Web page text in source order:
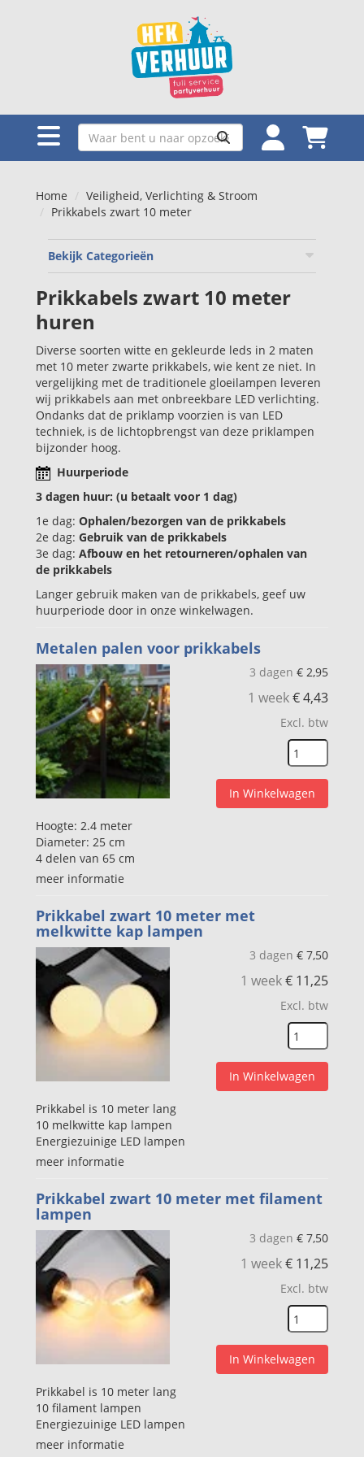
Home
Veiligheid, Verlichting & Stroom
Prikkabels zwart 10 meter
Bekijk Categorieën
Prikkabels zwart 10 meter
huren
Diverse soorten witte en gekleurde leds in 2 maten
met 10 meter zwarte prikkabels, wie kent ze niet. In
vergelijking met de traditionele gloeilampen leveren
wij prikkabels aan met onbreekbare LED verlichting.
Ondanks dat de priklamp voorzien is van LED
techniek, is de lichtopbrengst van deze priklampen
bijzonder hoog.
Huurperiode
3 dagen huur: (u betaalt voor 1 dag)
1e dag: Ophalen/bezorgen van de prikkabels
2e dag: Gebruik van de prikkabels
3e dag: Afbouw en het retourneren/ophalen van
de prikkabels
Langer gebruik maken van de prikkabels, geef uw
huurperiode door in onze winkelwagen.
Metalen palen voor prikkabels
3 dagen € 2,95
1 week€4,43
Excl. btw
In Winkelwagen
Hoogte: 2.4 meter
Diameter: 25 cm
4 delen van 65 cm
meer informatie
Prikkabel zwart 10 meter met
melkwitte kap lampen
3 dagen € 7,50
1 week€ 11,25
Excl. btw
In Winkelwagen
Prikkabel is 10 meter lang
10 melkwitte kap lampen
Energiezuinige LED lampen
meer informatie
Prikkabel zwart 10 meter met filament
lampen
3 dagen € 7,50
1 week€ 11,25
Excl. btw
In Winkelwagen
Prikkabel is 10 meter lang
10 filament lampen
Energiezuinige LED lampen
meer informatie